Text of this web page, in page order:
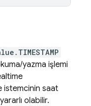
yazma işlemi
istemcinin saat
olabilir.